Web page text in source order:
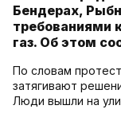
Бендерах,
требованиями
газ. Об этом
По словам
затягивают
Люди вышли на